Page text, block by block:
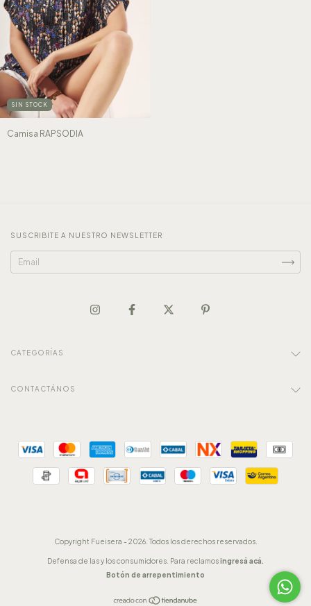
SIN STOCK
Camisa RAPSODIA
SUSCRIBITE A NUESTRO NEWSLETTER
CATEGORÍAS
CONTACTÁNOS
Copyright Fueisera - 2026. Todos los derechos reservados.
Defensa de las y los consumidores. Para reclamos ingresá acá.
Botón de arrepentimiento